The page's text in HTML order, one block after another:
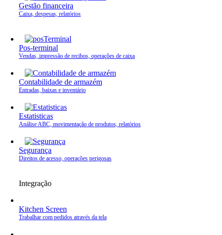
Gestão financeira
Caixa, despesas, relatórios
Pos-terminal
Vendas, impressão de recibos, operações de caixa
Contabilidade de armazém
Entradas, baixas e inventário
Estatisticas
Análise ABC, movimentação de produtos, relatórios
Segurança
Direitos de acesso, operações perigosas
Integração
Kitchen Screen
Trabalhar com pedidos através da tela